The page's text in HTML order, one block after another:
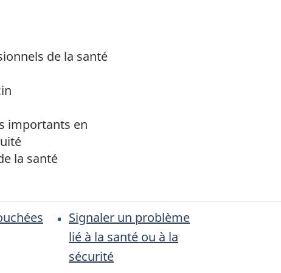
de la santé
importants en
la santé
Signaler un problème
lié à la santé ou à la
sécurité